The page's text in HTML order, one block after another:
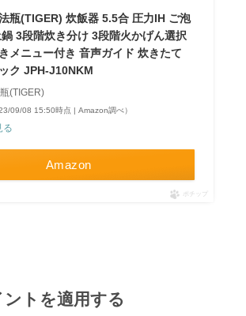
瓶(TIGER) 炊飯器 5.5合 圧力IH ご泡
3段階炊き分け 3段階火かげん選択
メニュー付き 音声ガイド 炊きたて
ク JPH-J10NKM
(TIGER)
09/08 15:50時点 | Amazon調べ）
る
Amazon
ポチップ
トを適用する